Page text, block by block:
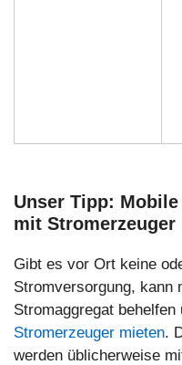
Unser Tipp: Mobile
mit Stromerzeuger
Gibt es vor Ort keine
Stromversorgung, kann
Stromaggregat behelfen
Stromerzeuger mieten.
werden üblicherweise